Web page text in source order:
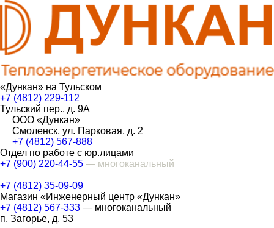
«Дункан» на Тульском
+7 (4812) 229-112
Тульский пер., д. 9А
ООО «Дункан»
Смоленск, ул. Парковая, д. 2
+7 (4812) 567-888
Отдел по работе с юр.лицами
+7 (900) 220-44-55 — многоканальный
+7 (4812) 35-09-09
Магазин «Инженерный центр «Дункан»
+7 (4812) 567-333 — многоканальный
п. Загорье, д. 53